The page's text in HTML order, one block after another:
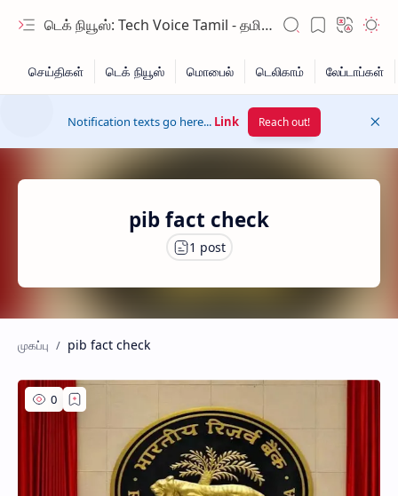
டெக் நியூஸ்: Tech Voice Tamil - தமிழ் டெக் & 2026 AI செய்திகள்.
Notification texts go here... Link Reach out!
pib fact check
pib fact check